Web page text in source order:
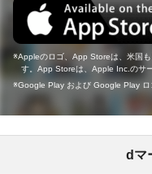
Appleのロゴ、App Storeは、米国
す。App Storeは、Apple Inc.のサ
Google Play および Google Play ロ
dマ